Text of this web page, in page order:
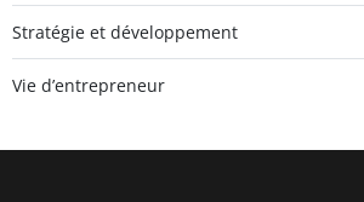
Stratégie et développement
Vie d’entrepreneur